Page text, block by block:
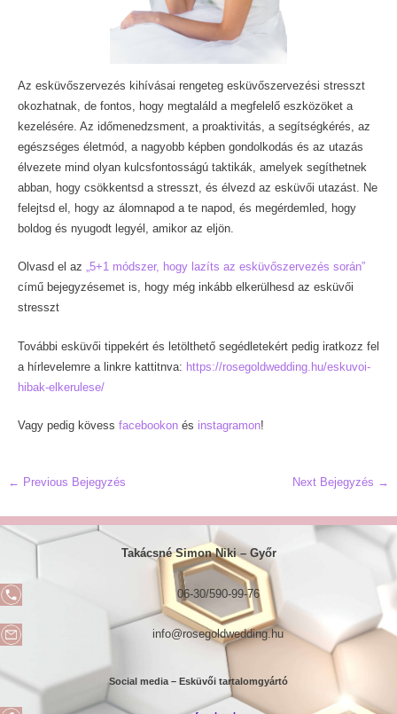
Az esküvőszervezés kihívásai rengeteg esküvőszervezési stresszt
okozhatnak, de fontos, hogy megtaláld a megfelelő eszközöket a
kezelésére. Az időmenedzsment, a proaktivitás, a segítségkérés, az
egészséges életmód, a nagyobb képben gondolkodás és az utazás
élvezete mind olyan kulcsfontosságú taktikák, amelyek segíthetnek
abban, hogy csökkentsd a stresszt, és élvezd az esküvői utazást. Ne
felejtsd el, hogy az álomnapod a te napod, és megérdemled, hogy
boldog és nyugodt legyél, amikor az eljön.
Olvasd el az „5+1 módszer, hogy lazíts az esküvőszervezés során”
című bejegyzésemet is, hogy még inkább elkerülhesd az esküvői
stresszt
További esküvői tippekért és letölthető segédletekért pedig iratkozz fel
a hírlevelemre a linkre kattitnva: https://rosegoldwedding.hu/eskuvoi-
hibak-elkerulese/
Vagy pedig kövess facebookon és instagramon!
Post
← Previous Bejegyzés Next Bejegyzés →
Takácsné Simon Niki – Győr
06-30/590-99-76
info@rosegoldwedding.hu
Social media – Esküvői tartalomgyártó